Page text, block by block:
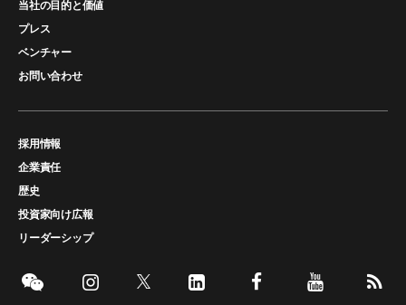
当社の目的と価値
プレス
ベンチャー
お問い合わせ
採用情報
企業責任
歴史
投資家向け広報
リーダーシップ